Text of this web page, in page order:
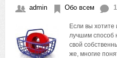
admin Обо всем
Если вы хотите
лучшим способ
свой
же, многие